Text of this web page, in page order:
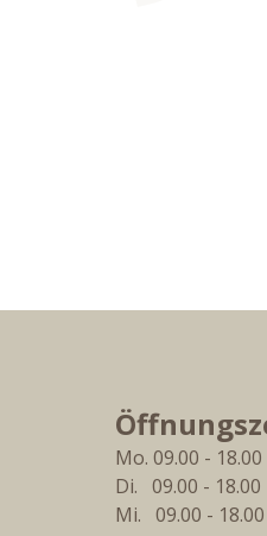
Mo. 09.00 - 18.00
Di.   09.00 - 18.00
Mi.   09.00 - 18.00